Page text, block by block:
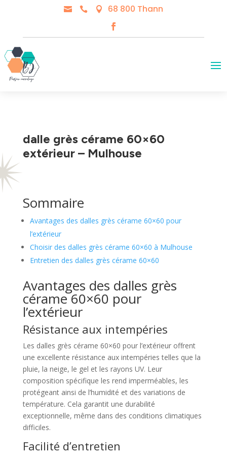
   68 800 Thann
dalle grès cérame 60×60
extérieur – Mulhouse
Sommaire
Avantages des dalles grès cérame 60×60 pour
l’extérieur
Choisir des dalles grès cérame 60×60 à Mulhouse
Entretien des dalles grès cérame 60×60
Avantages des dalles grès
cérame 60×60 pour
l’extérieur
Résistance aux intempéries
Les dalles grès cérame 60×60 pour l’extérieur offrent
une excellente résistance aux intempéries telles que la
pluie, la neige, le gel et les rayons UV. Leur
composition spécifique les rend imperméables, les
protégeant ainsi de l’humidité et des variations de
température. Cela garantit une durabilité
exceptionnelle, même dans des conditions climatiques
difficiles.
Facilité d’entretien